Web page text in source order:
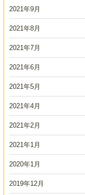
2021年9月
2021年8月
2021年7月
2021年6月
2021年5月
2021年4月
2021年2月
2021年1月
2020年1月
2019年12月